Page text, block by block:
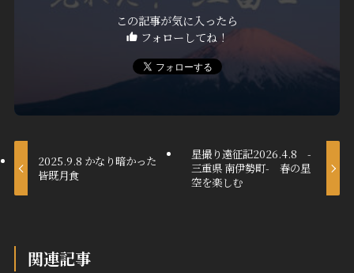
この記事が気に入ったら
フォローしてね！
2025.9.8 かなり暗かった
皆既月食
星撮り遠征記2026.4.8 -
三重県 南伊勢町- 春の星
空を楽しむ
関連記事